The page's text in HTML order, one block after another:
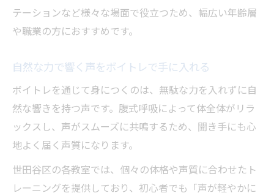
テーションなど様々な場面で役立つため、幅広い年齢層
や職業の方におすすめです。
自然な力で響く声をボイトレで手に入れる
ボイトレを通じて身につくのは、無駄な力を入れずに自
然な響きを持つ声です。腹式呼吸によって体全体がリラ
ックスし、声がスムーズに共鳴するため、聞き手にも心
地よく届く声質になります。
世田谷区の各教室では、個々の体格や声質に合わせたト
レーニングを提供しており、初心者でも「声が軽やかに